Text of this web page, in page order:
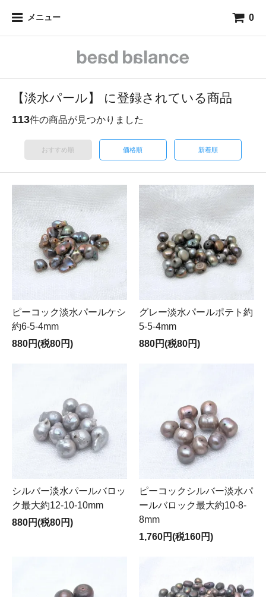
メニュー 0
【淡水パール】 に登録されている商品
113件の商品が見つかりました
おすすめ順 価格順 新着順
ピーコック淡水パールケシ
約6-5-4mm
880円(税80円)
グレー淡水パールポテト約
5-5-4mm
880円(税80円)
シルバー淡水パールバロッ
ク最大約12-10-10mm
880円(税80円)
ピーコックシルバー淡水パ
ールバロック最大約10-8-
8mm
1,760円(税160円)